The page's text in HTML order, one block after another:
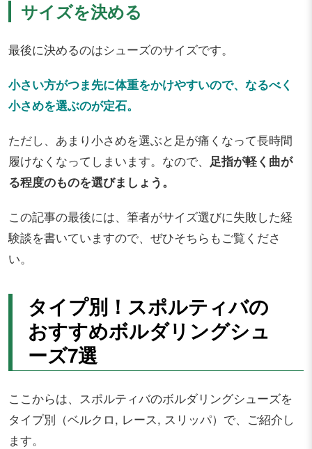
サイズを決める
最後に決めるのはシューズのサイズです。
小さい方がつま先に体重をかけやすいので、なるべく
小さめを選ぶのが定石。
ただし、あまり小さめを選ぶと足が痛くなって長時間
履けなくなってしまいます。なので、 足指が軽く曲が
る程度のものを選びましょう。
この記事の最後には、筆者がサイズ選びに失敗した経
験談を書いていますので、ぜひそちらもご覧くださ
い。
タイプ別！スポルティバの
おすすめボルダリングシュ
ーズ7選
ここからは、スポルティバのボルダリングシューズを
タイプ別（ベルクロ, レース, スリッパ）で、ご紹介し
ます。